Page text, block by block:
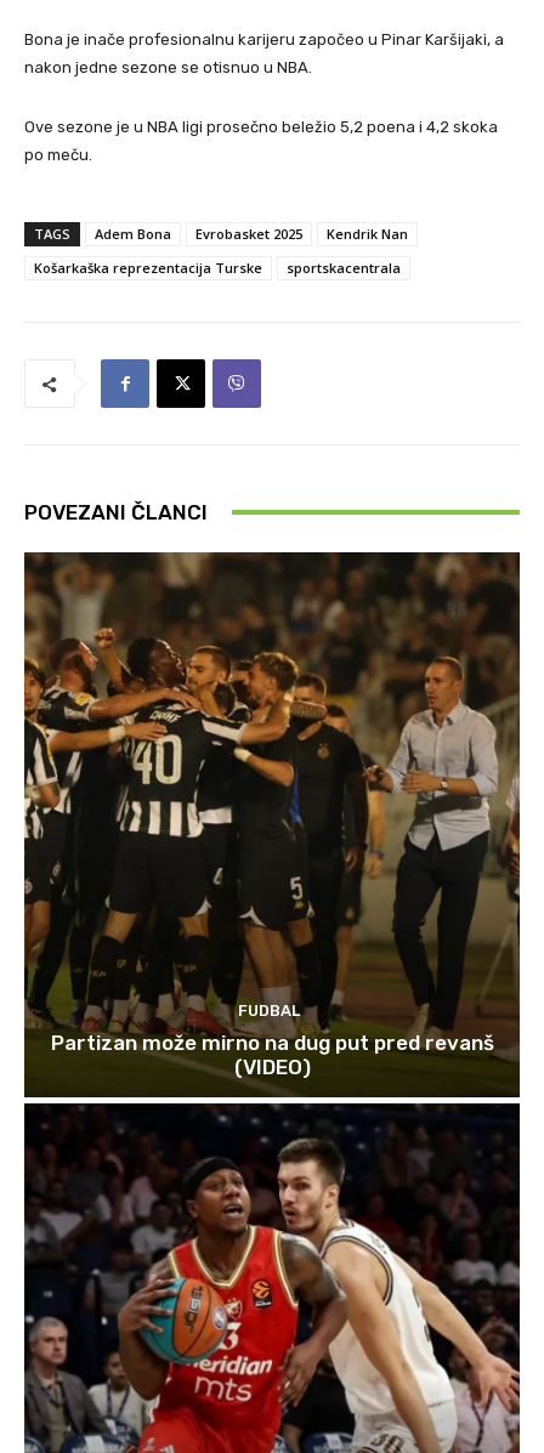
Bona je inače profesionalnu karijeru započeo u Pinar Karšijaki, a
nakon jedne sezone se otisnuo u NBA.
Ove sezone je u NBA ligi prosečno beležio 5,2 poena i 4,2 skoka
po meču.
TAGS Adem Bona Evrobasket 2025
Kendrik Nan
Košarkaška reprezentacija Turske
sportskacentrala
POVEZANI ČLANCI
FUDBAL
Partizan može mirno na dug put pred revanš
(VIDEO)